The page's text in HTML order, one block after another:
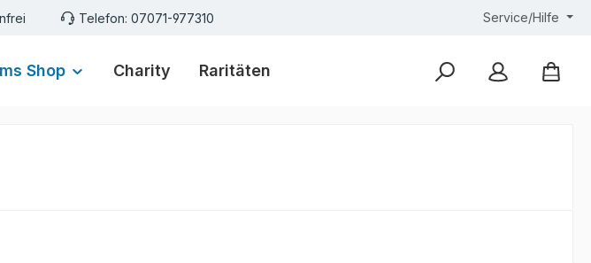
Telefon: 07071-977310 Service/Hilfe
Shop Charity Raritäten